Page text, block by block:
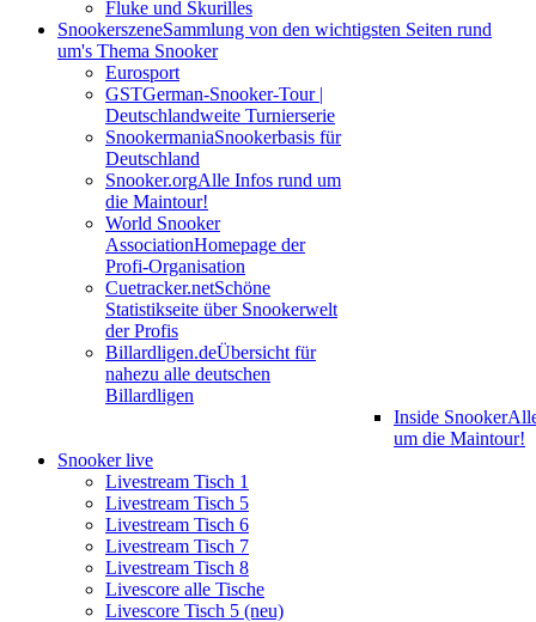
Fluke und Skurilles
SnookerszeneSammlung von den wichtigsten Seiten rund
um's Thema Snooker
Eurosport
GSTGerman-Snooker-Tour |
Deutschlandweite Turnierserie
SnookermaniaSnookerbasis für
Deutschland
Snooker.orgAlle Infos rund um
die Maintour!
World Snooker
AssociationHomepage der
Profi-Organisation
Cuetracker.netSchöne
Statistikseite über Snookerwelt
der Profis
Billardligen.deÜbersicht für
nahezu alle deutschen
Billardligen
Inside Snooker
um die Maintour!
Snooker live
Livestream Tisch 1
Livestream Tisch 5
Livestream Tisch 6
Livestream Tisch 7
Livestream Tisch 8
Livescore alle Tische
Livescore Tisch 5 (neu)